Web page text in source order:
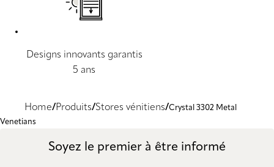
Designs innovants garantis
5 ans
Home Produits Stores vénitiens Crystal 3302 Metal
Venetians
Soyez le premier à être informé